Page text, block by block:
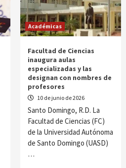
Académicas
Facultad de Ciencias
inaugura aulas
especializadas y las
designan con nombres de
profesores
10 de junio de 2026
Santo Domingo, R.D. La
Facultad de Ciencias (FC)
de la Universidad Autónoma
de Santo Domingo (UASD)
…